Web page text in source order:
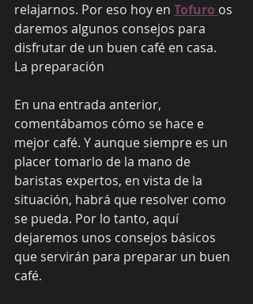
relajarnos. Por eso hoy en Tofuro os
daremos algunos consejos para
disfrutar de un buen café en casa.
La preparación
En una entrada anterior,
comentábamos cómo se hace e
mejor café. Y aunque siempre es un
placer tomarlo de la mano de
baristas expertos, en vista de la
situación, habrá que resolver como
se pueda. Por lo tanto, aquí
dejaremos unos consejos básicos
que servirán para preparar un buen
café.